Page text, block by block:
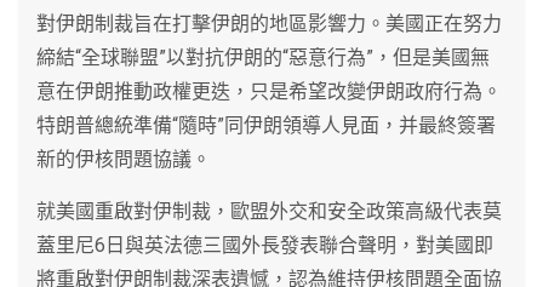
對伊朗制裁旨在打擊伊朗的地區影響力。美國正在努力
締結“全球聯盟”以對抗伊朗的“惡意行為”，但是美國無
意在伊朗推動政權更迭，只是希望改變伊朗政府行為。
特朗普總統準備“隨時”同伊朗領導人見面，并最終簽署
新的伊核問題協議。
就美國重啟對伊制裁，歐盟外交和安全政策高級代表莫
蓋里尼6日與英法德三國外長發表聯合聲明，對美國即
將重啟對伊朗制裁深表遺憾，認為維持伊核問題全面協